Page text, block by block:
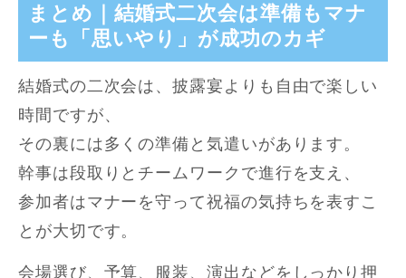
まとめ｜結婚式二次会は準備もマナ
ーも「思いやり」が成功のカギ
結婚式の二次会は、披露宴よりも自由で楽しい
時間ですが、
その裏には多くの準備と気遣いがあります。
幹事は段取りとチームワークで進行を支え、
参加者はマナーを守って祝福の気持ちを表すこ
とが大切です。
会場選び、予算、服装、演出などをしっかり押